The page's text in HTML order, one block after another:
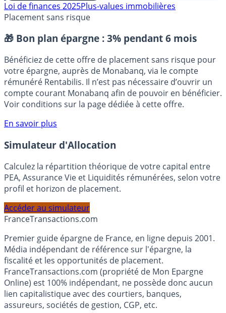
⭐️ Suivre sur Google
Placement sans risque
🎁 Bon plan épargne : 3% pendant 6 mois
Bénéficiez de cette offre de placement sans risque pour
votre épargne, auprès de Monabanq, via le compte
rémunéré Rentabilis. Il n’est pas nécessaire d’ouvrir un
Voir conditions sur la page dédiée à cette offre.
En savoir plus
Simulateur d'Allocation
Calculez la répartition théorique de votre capital entre
PEA, Assurance Vie et Liquidités rémunérées, selon votre
profil et horizon de placement.
FranceTransactions.com
Premier guide épargne de France, en ligne depuis 2001.
Média indépendant de référence sur l'épargne, la
fiscalité et les opportunités de placement.
FranceTransactions.com (propriété de Mon Epargne
Online) est 100% indépendant, ne possède donc aucun